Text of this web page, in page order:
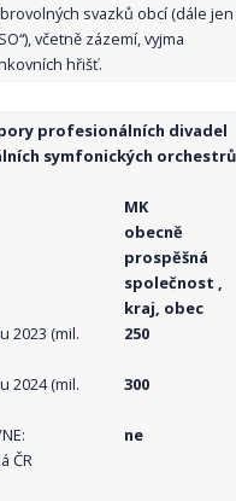
svazků obcí (dále jen
včetně zázemí, vyjma
hřišť.
profesionálních divadel
symfonických orchestrů
MK
obecně
prospěšná
společnost ,
kraj, obec
2023 (mil.
250
2024 (mil.
300
ne
ČR